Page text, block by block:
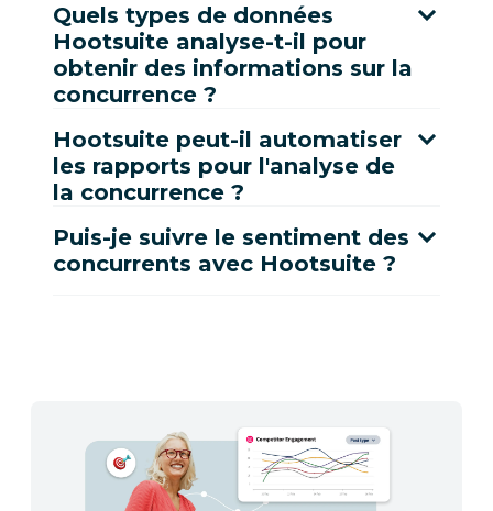
Quels types de données
Hootsuite analyse-t-il pour
obtenir des informations sur la
concurrence ?
Hootsuite peut-il automatiser
les rapports pour l'analyse de
la concurrence ?
Puis-je suivre le sentiment des
concurrents avec Hootsuite ?